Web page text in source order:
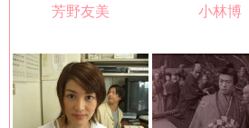
芳野友美 小林博